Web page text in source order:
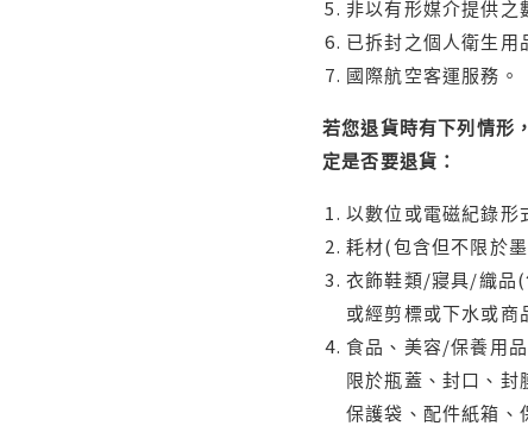
非以有形媒介提供之
已拆封之個人衛生
國際航空客運服務。
若您退貨時有下列情形
定是否要退貨：
以數位或電磁紀錄形
耗材(包含但不限於
衣飾鞋類/寢具/織品(
或經剪標或下水或商
食品、美容/保養用
限於瓶蓋、封口、
保護袋、配件紙箱、